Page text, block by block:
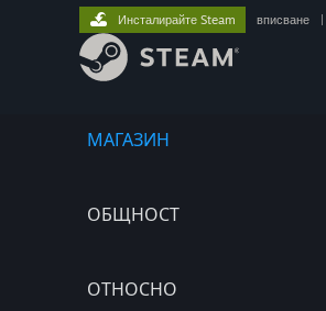
МАГАЗИН
ОБЩНОСТ
ОТНОСНО
Инсталирайте Steam вписване